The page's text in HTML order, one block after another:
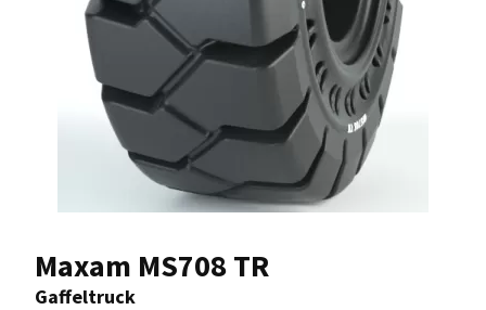
Maxam MS708 TR
Gaffeltruck